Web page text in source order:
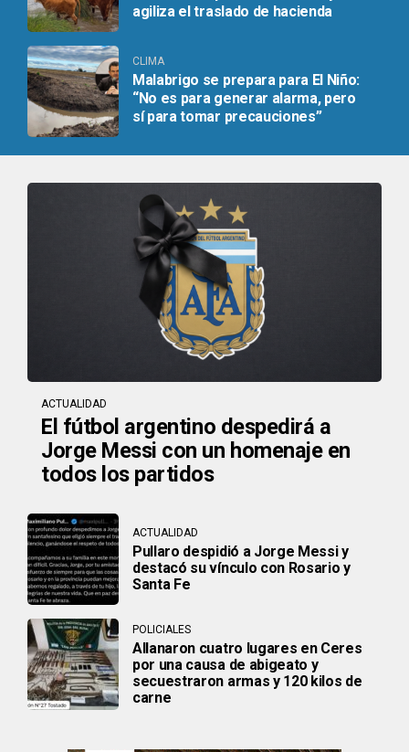
agiliza el traslado de hacienda
CLIMA
Malabrigo se prepara para El Niño:
“No es para generar alarma, pero
sí para tomar precauciones”
ACTUALIDAD
El fútbol argentino despedirá a
Jorge Messi con un homenaje en
todos los partidos
ACTUALIDAD
Pullaro despidió a Jorge Messi y
destacó su vínculo con Rosario y
Santa Fe
POLICIALES
Allanaron cuatro lugares en Ceres
por una causa de abigeato y
secuestraron armas y 120 kilos de
carne